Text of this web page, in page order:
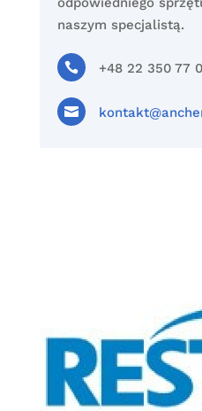
naszym specjalistą.
 +48 22 350 77
